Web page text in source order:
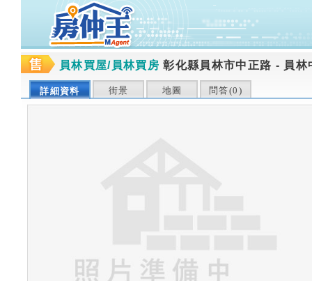
員林買屋/員林買房 彰化縣員林市中正路 - 員林
詳細資料 街景 地圖 問答(0 )